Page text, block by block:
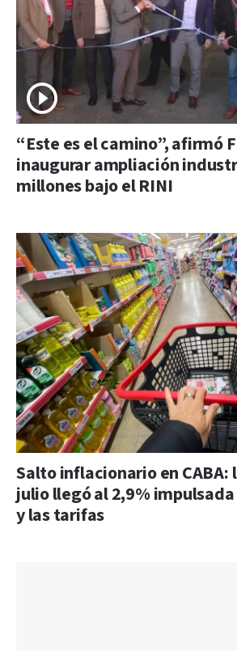
“Este es el camino”, afirmó
inaugurar ampliación
millones bajo el RINI
Salto inflacionario en CABA:
julio llegó al 2,9%
y las tarifas